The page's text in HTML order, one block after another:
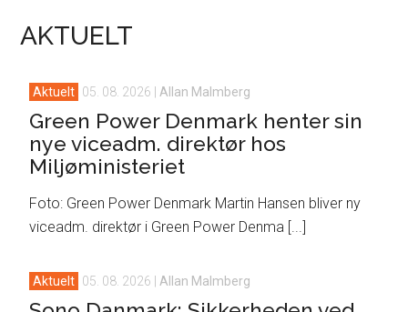
AKTUELT
Aktuelt 05. 08. 2026 Allan Malmberg
Green Power Denmark henter sin
nye viceadm. direktør hos
Miljøministeriet
Foto: Green Power Denmark Martin Hansen bliver ny
viceadm. direktør i Green Power Denma [...]
Aktuelt 05. 08. 2026 Allan Malmberg